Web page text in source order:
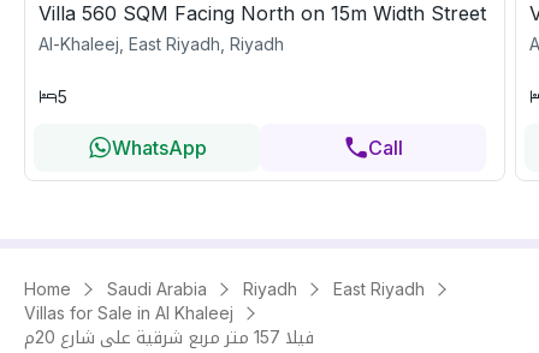
Villa 560 SQM Facing North on 15m Width Street
Al-Khaleej, East Riyadh, Riyadh
5
WhatsApp Call
Home Saudi Arabia Riyadh
East Riyadh
Villas for Sale in Al Khaleej
فيلا 157 متر مربع شرقية على شارع 20م